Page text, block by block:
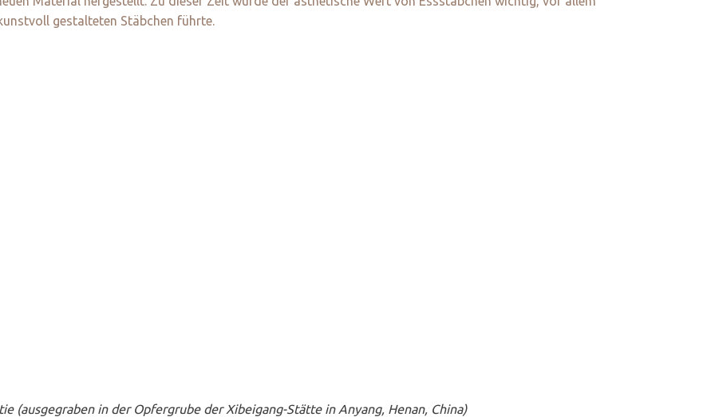
gestalteten Stäbchen führte.
(ausgegraben in der Opfergrube der Xibeigang-Stätte in Anyang, Henan, China)